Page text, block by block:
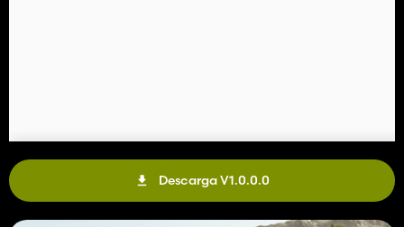
Descarga V1.0.0.0